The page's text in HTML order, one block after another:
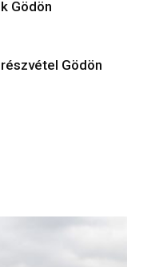
Gödön
Gödön